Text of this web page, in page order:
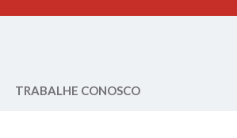
TRABALHE CONOSCO